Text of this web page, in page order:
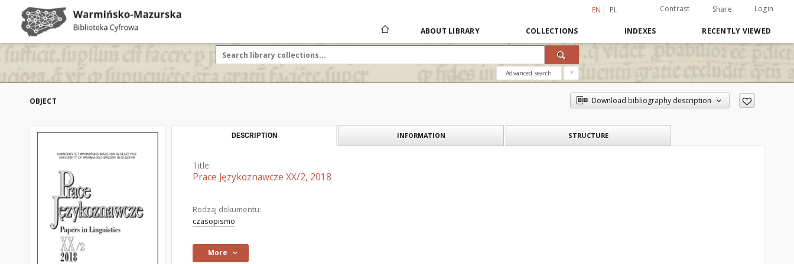
EN PL Contrast Share Login
ABOUT LIBRARY COLLECTIONS INDEXES RECENTLY VIEWED
Advanced search ?
OBJECT Download bibliography description
DESCRIPTION INFORMATION STRUCTURE
Title:
Prace Językoznawcze XX/2, 2018
Rodzaj dokumentu:
czasopismo
More